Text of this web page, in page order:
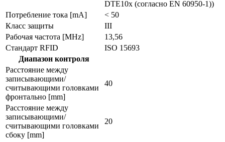
DTE10x (согласно EN 60950-1))
Потребление тока [mA]
< 50
Класс защиты
III
Рабочая частота [MHz]
13,56
Стандарт RFID
ISO 15693
Диапазон контроля
Расстояние между
записывающими/
считывающими головками
фронтально [mm]
40
Расстояние между
записывающими/
считывающими головками
сбоку [mm]
20